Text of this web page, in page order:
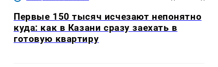
Первые 150 тысяч исчезают непонятно
куда: как в Казани сразу заехать в
готовую квартиру